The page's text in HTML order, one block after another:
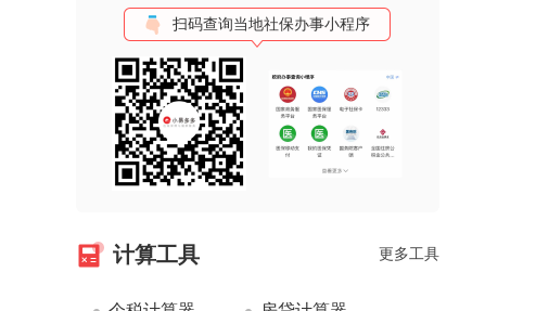
扫码查询当地社保办事小程序
计算工具 更多工具